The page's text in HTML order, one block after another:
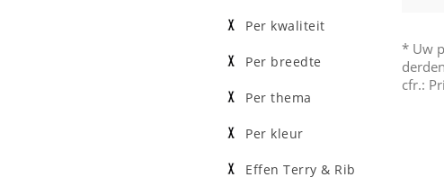
* Uw
cfr.:
Per kwaliteit
Per breedte
Per thema
Per kleur
Effen Terry & Rib